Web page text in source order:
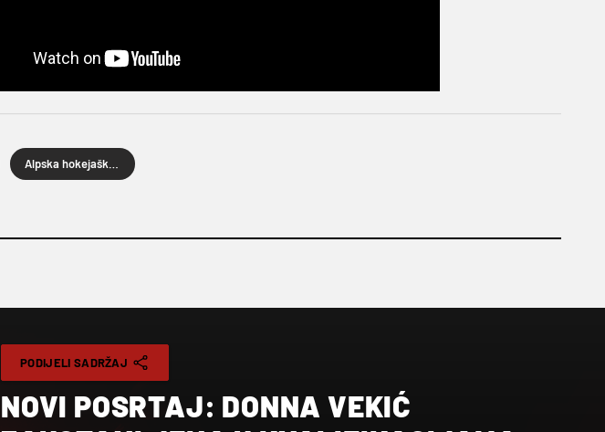
Alpska hokejaška liga
PODIJELI SADRŽAJ
NOVI POSRTAJ: DONNA VEKIĆ